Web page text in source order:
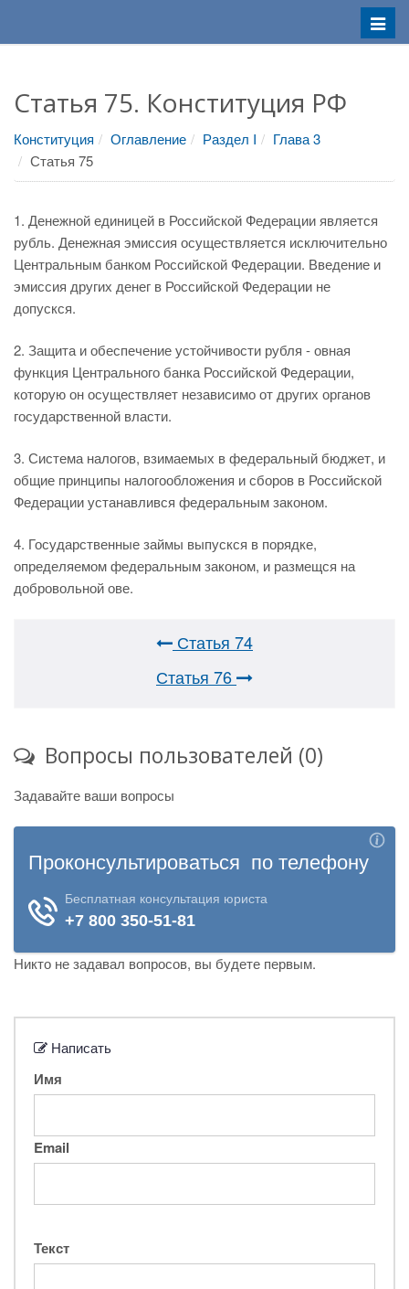
Меню
Статья 75. Конституция РФ
Конституция Оглавление Раздел I
Глава 3
Статья 75
1. Денежной единицей в Российской Федерации является
рубль. Денежная эмиссия осуществляется исключительно
Центральным банком Российской Федерации. Введение и
эмиссия других денег в Российской Федерации не
допускся.
2. Защита и обеспечение устойчивости рубля - овная
функция Центрального банка Российской Федерации,
которую он осуществляет независимо от других органов
государственной власти.
3. Система налогов, взимаемых в федеральный бюджет, и
общие принципы налогообложения и сборов в Российской
Федерации устанавлився федеральным законом.
4. Государственные займы выпускся в порядке,
определяемом федеральным законом, и размещся на
добровольной ове.
Статья 74
Статья 76
Вопросы пользователей (0)
Задавайте ваши вопросы
Никто не задавал вопросов, вы будете первым.
Написать
Имя
Email
Текст